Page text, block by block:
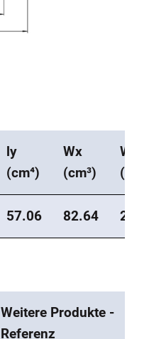
ly
(cm⁴)
Wx
(cm³)
Wy
57.06 82.64
Weitere Produkte -
Referenz